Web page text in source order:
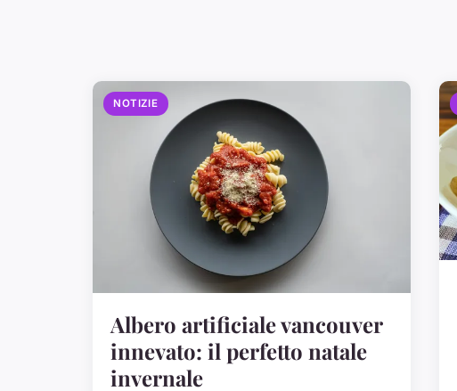
NOTIZIE
Albero artificiale vancouver
innevato: il perfetto natale
invernale